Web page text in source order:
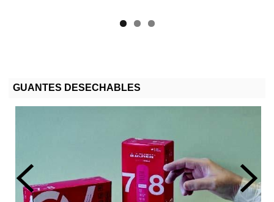
GUANTES DESECHABLES